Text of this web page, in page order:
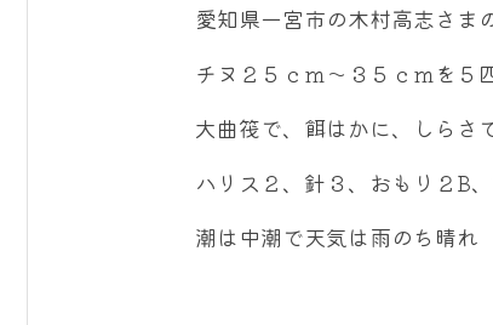
愛知県一宮市の木村高志さま
チヌ２５ｃｍ～３５ｃｍを５
大曲筏で、餌はかに、しらさ
ハリス２、針３、おもり２B
潮は中潮で天気は雨のち晴れ